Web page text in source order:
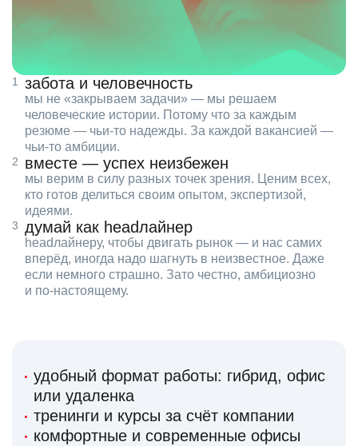
забота и человечность
мы не «закрываем задачи» — мы решаем
человеческие истории. Потому что за каждым
резюме — чьи‑то надежды. За каждой вакансией —
чьи‑то амбиции.
вместе — успех неизбежен
мы верим в силу разных точек зрения. Ценим всех,
кто готов делиться своим опытом, экспертизой,
идеями.
думай как headлайнер
headлайнеру, чтобы двигать рынок — и нас самих
вперёд, иногда надо шагнуть в неизвестное. Даже
если немного страшно. Зато честно, амбициозно
и по‑настоящему.
удобный формат работы: гибрид, офис
или удаленка
тренинги и курсы за счёт компании
комфортные и современные офисы